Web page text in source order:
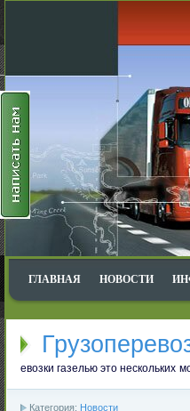
ГЛАВНАЯ НОВОСТИ
евозки газелью это нескольких
Категория: Новости